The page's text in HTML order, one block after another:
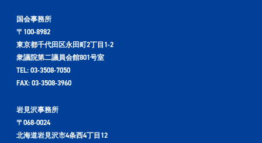
国会事務所
〒100-8982
東京都千代田区永田町2丁目1-2
衆議院第二議員会館801号室
TEL: 03-3508-7050
FAX: 03-3508-3960
岩見沢事務所
〒068-0024
北海道岩見沢市4条西4丁目12